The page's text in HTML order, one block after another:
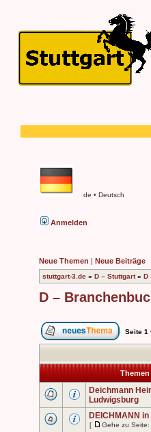
de • Deutsch
Anmelden
Neue Themen | Neue Beiträge
stuttgart-3.de » D – Stuttgart» D
D –
Seite 1
Themen
Deichmann
Ludwigsburg
DEICHMANN
[ Gehe zu Seite: